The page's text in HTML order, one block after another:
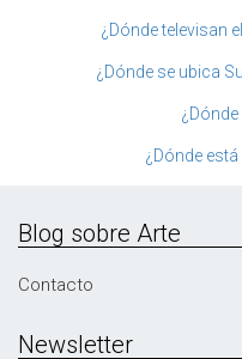
¿Dónde televisan
¿Dónde se ubica
¿Dónde está
Blog sobre Arte
Contacto
Newsletter